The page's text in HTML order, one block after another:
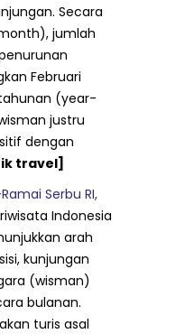
Secara
jumlah
Februari
(year-
justru
dengan
travel]
Serbu RI,
Indonesia
arah
kunjungan
(wisman)
bulanan.
turis asal